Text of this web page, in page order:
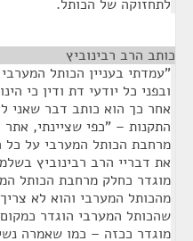
לתחזוקה של הכותל.
כותב הרב רבינוביץ
"עמדתי בעניין הכותל
ובפני כל יודעי דת ודין כי
אחר כך הוא כותב דבר שאני
התקנות – "כפי שציינתי, אתר
מרחבת הכותל המערבי על
את דבריי הרב רבינוביץ
מוגדר כחלק מרחבת הכותל
מהכותל המערבי והוא לא
שהכותל המערבי הוגדר
מוגדר ככזה – כמו שאמרה